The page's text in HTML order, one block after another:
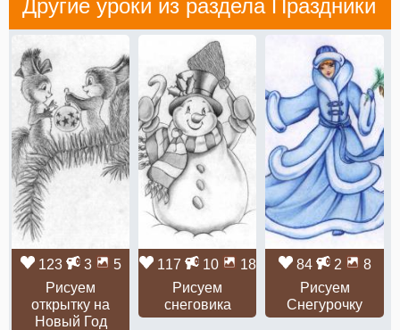
Другие уроки из раздела Праздники
123 3
5
Рисуем
открытку на
Новый Год
117 10
18
Рисуем
снеговика
84 2
8
Рисуем
Снегурочку